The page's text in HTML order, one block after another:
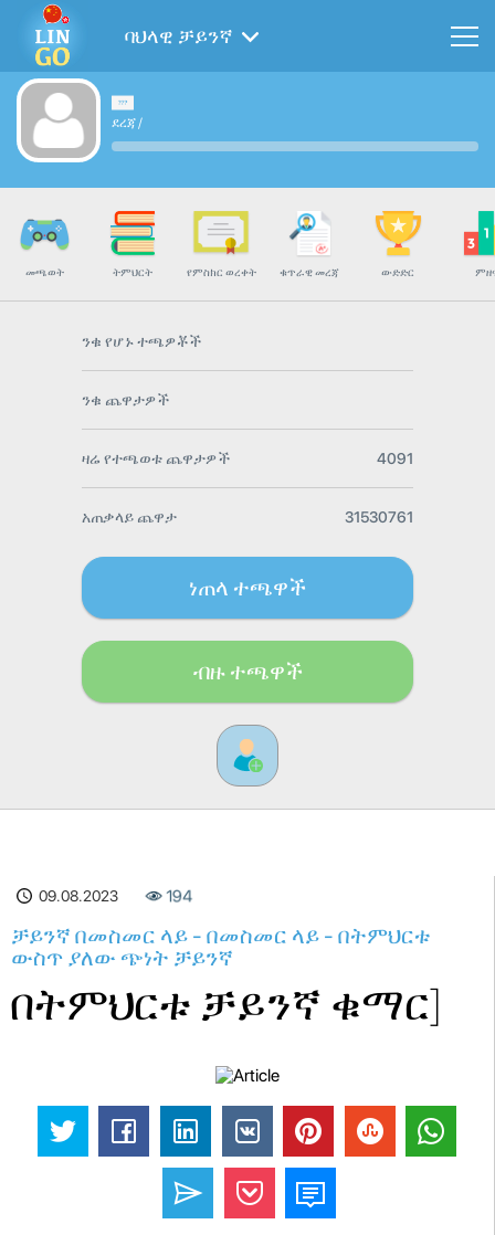
ባህላዊ ቻይንኛ
ደረጃ/
መጫወት ትምህርት የምስክር ወረቀት ቁጥራዊ መረጃ ውድድር
ንቁ የሆኑ ተጫዎቾች
ንቁ ጨዋታዎች
ዛሬ የተጫወቱ ጨዋታዎች 4091
አጠቃላይ ጨዋታ 31530761
ነጠላ ተጫዋች
ብዙ ተጫዋች
09.08.2023 194
ቻይንኛ በመስመር ላይ - በመስመር ላይ - በትምህርቱ
ውስጥ ያለው ጭነት ቻይንኛ
በትምህርቱ ቻይንኛ ቁማር]